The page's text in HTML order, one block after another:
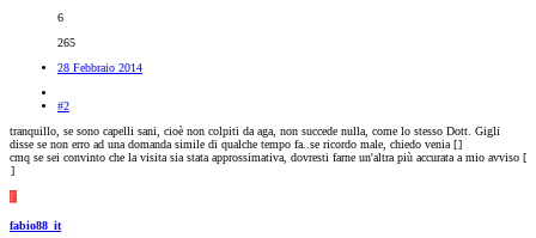
6
265
28 Febbraio 2014
#2
tranquillo, se sono capelli sani, cioè non colpiti da aga, non succede nulla, come lo stesso Dott. Gigli
disse se non erro ad una domanda simile di qualche tempo fa..se ricordo male, chiedo venia []
cmq se sei convinto che la visita sia stata approssimativa, dovresti farne un'altra più accurata a mio avviso [
]
F
fabio88_it